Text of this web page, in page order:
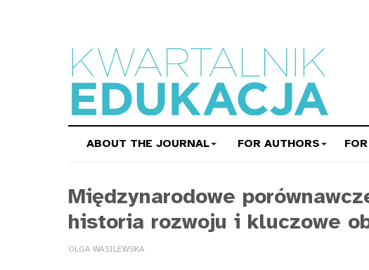
ABOUT THE JOURNAL FOR AUTHORS
Międzynarodowe
historia rozwoju i kluczowe
OLGA WASILEWSKA